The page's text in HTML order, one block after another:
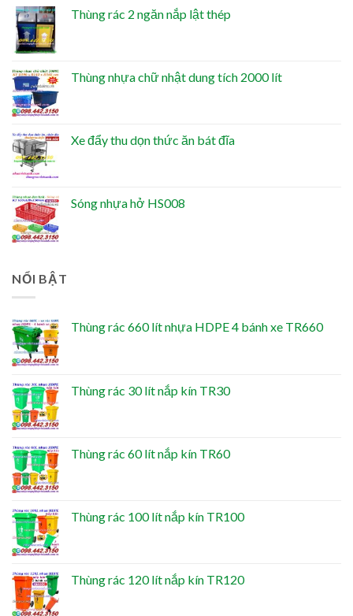
Thùng rác 2 ngăn nắp lật thép
Thùng nhựa chữ nhật dung tích 2000 lít
Xe đẩy thu dọn thức ăn bát đĩa
Sóng nhựa hở HS008
NỔI BẬT
Thùng rác 660 lít nhựa HDPE 4 bánh xe TR660
Thùng rác 30 lít nắp kín TR30
Thùng rác 60 lít nắp kín TR60
Thùng rác 100 lít nắp kín TR100
Thùng rác 120 lít nắp kín TR120